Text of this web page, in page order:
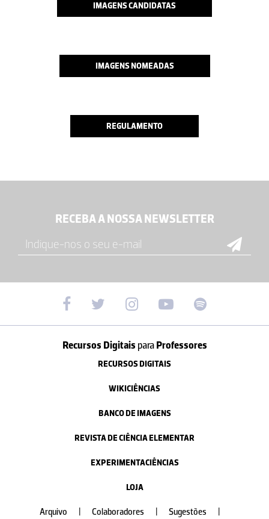
IMAGENS CANDIDATAS
IMAGENS NOMEADAS
REGULAMENTO
RECEBA A NOSSA NEWSLETTER
Recursos Digitais paraProfessores
RECURSOS DIGITAIS
WIKICIÊNCIAS
BANCO DE IMAGENS
REVISTA DE CIÊNCIA ELEMENTAR
EXPERIMENTACIÊNCIAS
LOJA
Arquivo Colaboradores Sugestões